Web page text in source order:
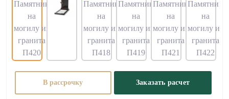
В рассрочку Заказать расчет